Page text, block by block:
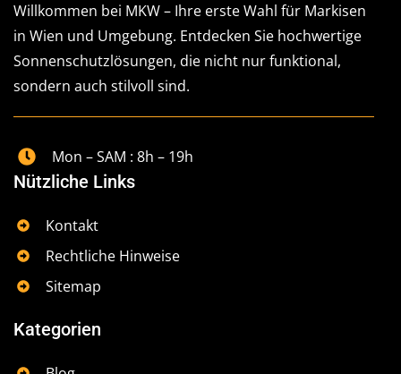
Willkommen bei MKW – Ihre erste Wahl für Markisen
in Wien und Umgebung. Entdecken Sie hochwertige
Sonnenschutzlösungen, die nicht nur funktional,
sondern auch stilvoll sind.
Mon – SAM : 8h – 19h
Nützliche Links
Kontakt
Rechtliche Hinweise
Sitemap
Kategorien